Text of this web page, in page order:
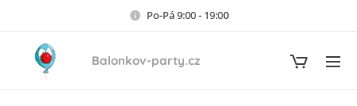
Po-Pá 9:00 - 19:00
Balonkov-party.cz